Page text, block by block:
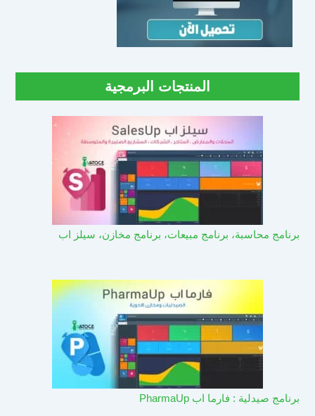
المنتجات البرمجية
برنامج محاسبة، برنامج مبيعات، برنامج مخازن، سيلز اب
برنامج صيدلية : فارما اب PharmaUp​